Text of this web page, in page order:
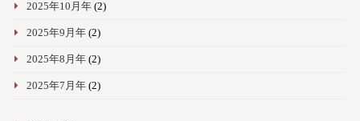
2025年10月年(2)
2025年9月年(2)
2025年8月年(2)
2025年7月年(2)